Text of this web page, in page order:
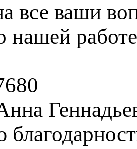
все ваши
нашей работе